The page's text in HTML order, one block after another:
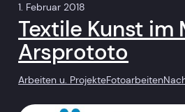
1. Februar 2018
Textile Kunst im
Arsprototo
Arbeiten u. ProjekteFotoarbeiten